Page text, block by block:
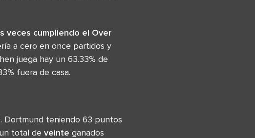
veces cumpliendo el Over
a cero en once partidos y
juega hay un 63.33% de
fuera de casa.
Dortmund teniendo 63 puntos
total de veinte ganados